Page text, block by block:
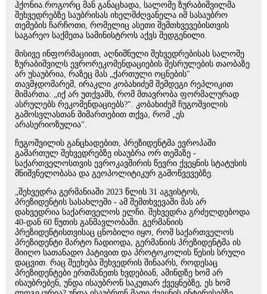
ჰქონია.როგორც მან განაცხადა, სალომე ზურაბიშვილმა
შეხვედრებზე საუბრისას იხელმძღვანელა იმ სასაუბრო
თემების ჩარჩოთი, რომელიც ასეთი შემთხვევებისთვის
საგარეო საქმეთა სამინისტროს აქვს შედგენილი.
მისივე ინფორმაციით, აღნიშნული შეხვედრებისას სალომე
ზურაბიშვილს ევრორეკომენდაციების შესრულების თაობაზე
არ უსაუბრია, რაზეც მას „ქართული ოცნების"
თავმჯდომარემ, ირაკლი კობახიძემ შემდეგი რეპლიკით
მიმართა: „იქ არ უთქვამს, რომ მთავრობა ფორმალურად
ასრულებს რეკომენდაციებს?". კობახიძემ ჩუგოშვილის
გამოსვლასთან მიმართებით თქვა, რომ „ეს
არასერიოზულია".
ჩუგოშვილის განცხადებით, პრეზიდენტმა ევროპაში
გამართულ შეხვედრებზე ისაუბრა ორ თემაზე -
საქართველოსთვის ევროკავშირის წევრი ქვეყნის სტატუსის
მნიშვნელობასა და გეოპოლიტიკურ გამოწვევებზე.
„შეხვედრა გერმანიაში 2023 წლის 31 აგვისტოს,
პრეზიდენტის სასახლეში - ამ შემთხვევაში მას არ
დახვედრია საქართველოს ელჩი. შეხვედრა გრძელდებოდა
40-დან 60 წუთის განმავლობაში. გერმანიის
პრეზიდენტისთვისაც ცნობილი იყო, რომ საქართველოს
პრეზიდენტი მარტო ჩადიოდა, გერმანიის პრეზიდენტმა ის
მიიღო სათანადო პატივით და პროტოკოლის წესის სრული
დაცვით. რაც შეეხება შეხვედრის შინაარს, როდესაც
პრეზიდენტები ერთმანეთს ხვდებიან, ამინდზე ხომ არ
ისაუბრებენ, უნდა ისაუბრონ საკუთარ ქვეყნებზე, ეს ხომ